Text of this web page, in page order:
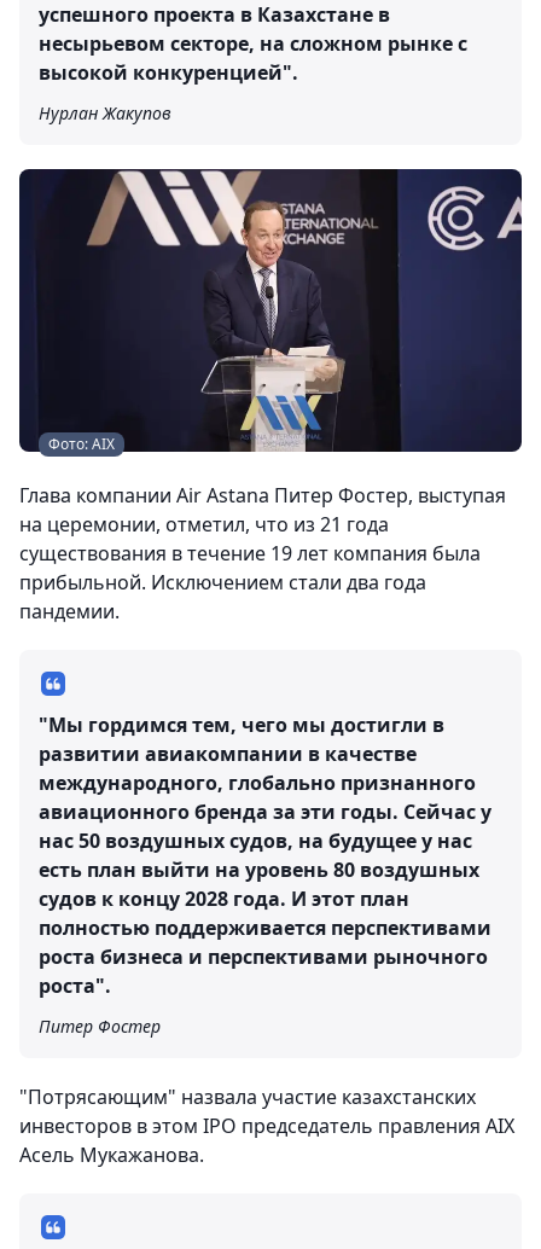
успешного проекта в Казахстане в
несырьевом секторе, на сложном рынке с
высокой конкуренцией".
Нурлан Жакупов
Фото: AIX
Глава компании Air Astana Питер Фостер, выступая
на церемонии, отметил, что из 21 года
существования в течение 19 лет компания была
прибыльной. Исключением стали два года
пандемии.
"Мы гордимся тем, чего мы достигли в
развитии авиакомпании в качестве
международного, глобально признанного
авиационного бренда за эти годы. Сейчас у
нас 50 воздушных судов, на будущее у нас
есть план выйти на уровень 80 воздушных
судов к концу 2028 года. И этот план
полностью поддерживается перспективами
роста бизнеса и перспективами рыночного
роста".
Питер Фостер
"Потрясающим" назвала участие казахстанских
инвесторов в этом IPO председатель правления AIX
Асель Мукажанова.